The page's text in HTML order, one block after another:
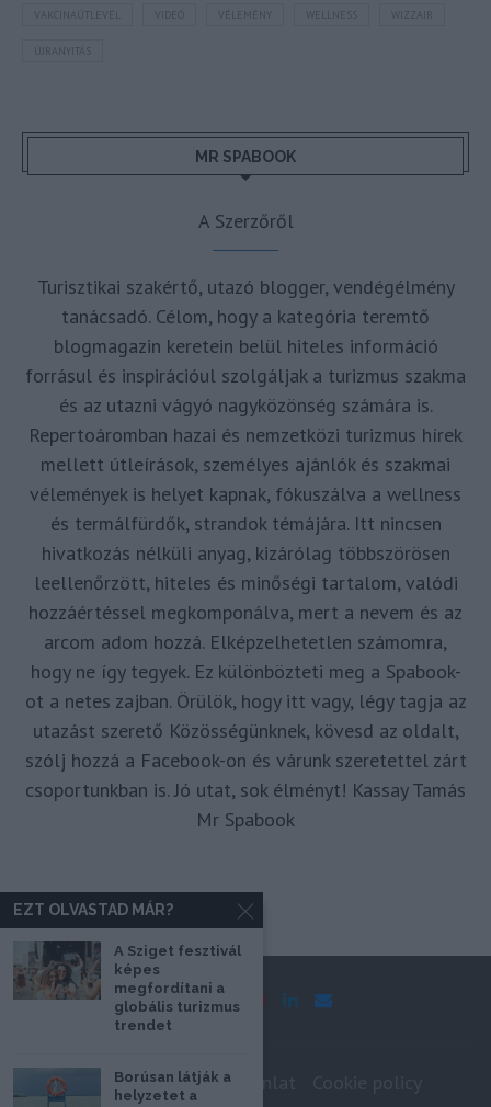
VAKCINAÚTLEVÉL WIZZAIR
ÚJRANYITÁS
MR SPABOOK
A Szerzőről
Turisztikai szakértő, utazó blogger, vendégélmény
tanácsadó. Célom, hogy a kategória teremtő
blogmagazin keretein belül hiteles információ
forrásul és inspirációul szolgáljak a turizmus szakma
és az utazni vágyó nagyközönség számára is.
Repertoáromban hazai és nemzetközi turizmus hírek
mellett útleírások, személyes ajánlók és szakmai
vélemények is helyet kapnak, fókuszálva a wellness
és termálfürdők, strandok témájára. Itt nincsen
hivatkozás nélküli anyag, kizárólag többszörösen
leellenőrzött, hiteles és minőségi tartalom, valódi
hozzáértéssel megkomponálva, mert a nevem és az
arcom adom hozzá. Elképzelhetetlen számomra,
hogy ne így tegyek. Ez különbözteti meg a Spabook-
ot a netes zajban. Örülök, hogy itt vagy, légy tagja az
utazást szerető Közösségünknek, kövesd az oldalt,
szólj hozzá a Facebook-on és várunk szeretettel zárt
csoportunkban is. Jó utat, sok élményt! Kassay Tamás
Mr Spabook
Impresszum Médiaajánlat
EZT OLVASTAD MÁR?
A Sziget fesztivál
képes
megfordítani a
globális turizmus
trendet
Borúsan látják a
helyzetet a